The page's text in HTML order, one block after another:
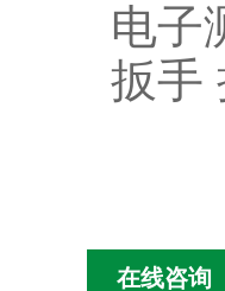
电子
扳手
在线咨询